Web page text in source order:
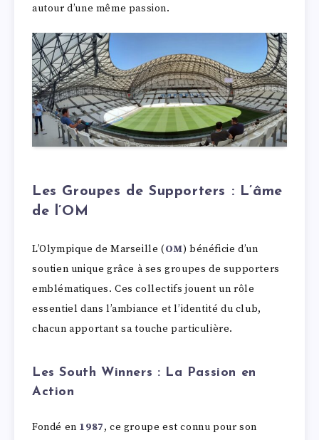
autour d’une même passion.
Les Groupes de Supporters : L’âme
de l’OM
L’Olympique de Marseille (OM) bénéficie d’un
soutien unique grâce à ses groupes de supporters
emblématiques. Ces collectifs jouent un rôle
essentiel dans l’ambiance et l’identité du club,
chacun apportant sa touche particulière.
Les South Winners : La Passion en
Action
Fondé en 1987, ce groupe est connu pour son